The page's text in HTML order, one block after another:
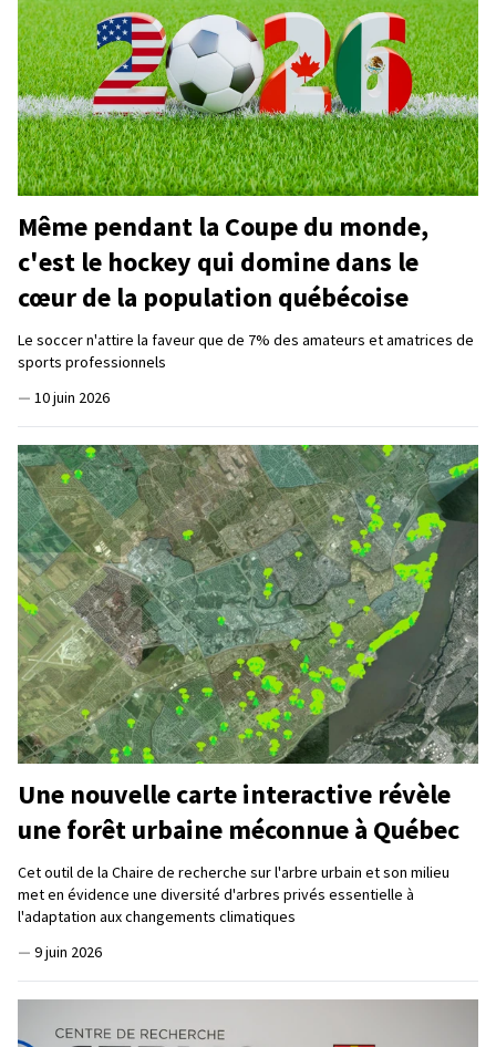
Même pendant la Coupe du monde,
c'est le hockey qui domine dans le
cœur de la population québécoise
Le soccer n'attire la faveur que de 7% des amateurs et amatrices de
sports professionnels
— 10 juin 2026
Une nouvelle carte interactive révèle
une forêt urbaine méconnue à Québec
Cet outil de la Chaire de recherche sur l'arbre urbain et son milieu
met en évidence une diversité d'arbres privés essentielle à
l'adaptation aux changements climatiques
— 9 juin 2026